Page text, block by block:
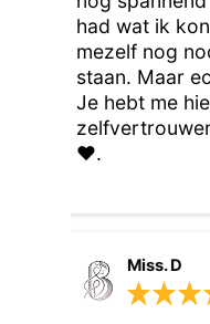
had wat ik
mezelf nog
staan. Maar
Je hebt me
♥️.
Miss. D